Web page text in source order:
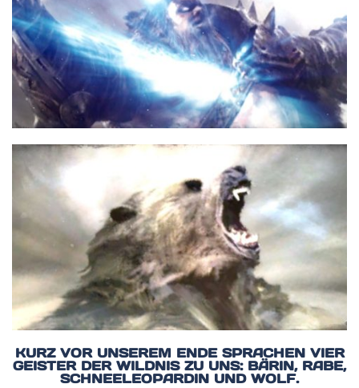
KURZ VOR UNSEREM ENDE SPRACHEN VIER
GEISTER DER WILDNIS ZU UNS: BÄRIN, RABE,
SCHNEELEOPARDIN UND WOLF.